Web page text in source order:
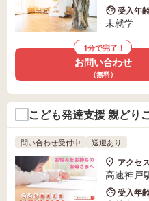
受入年
未就学
1分で完了！
お問い合わせ
（無料）
こども発達支援 親どり
問い合わせ受付中 送迎あり
アクセス
高速神戸
受入年